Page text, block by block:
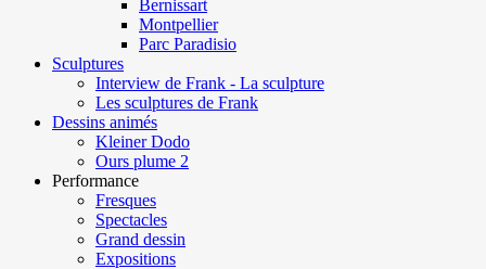
Bernissart
Montpellier
Parc Paradisio
Sculptures
Interview de Frank - La sculpture
Les sculptures de Frank
Dessins animés
Kleiner Dodo
Ours plume 2
Performance
Fresques
Spectacles
Grand dessin
Expositions